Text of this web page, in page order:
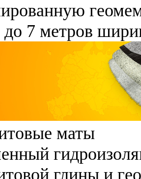
до 7 метров
маты
глины и